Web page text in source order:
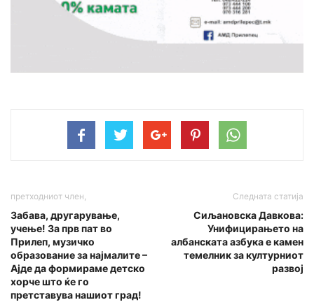
претходниот член,
Забава, другарување,
учење! За прв пат во
Прилеп, музичко
образование за најмалите –
Ајде да формираме детско
хорче што ќе го
претставува нашиот град!
Следната статија
Сиљановска Давкова:
Унифицирањето на
албанската азбука е камен
темелник за културниот
развој